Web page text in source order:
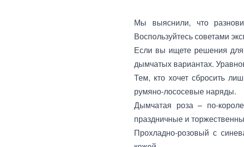
Мы выяснили, что
Воспользуйтесь советами
Если вы ищете решения для
дымчатых вариантах.
Тем, кто хочет сбросить
румяно-лососевые наряды.
Дымчатая роза – по-
праздничные и
Прохладно-розовый с